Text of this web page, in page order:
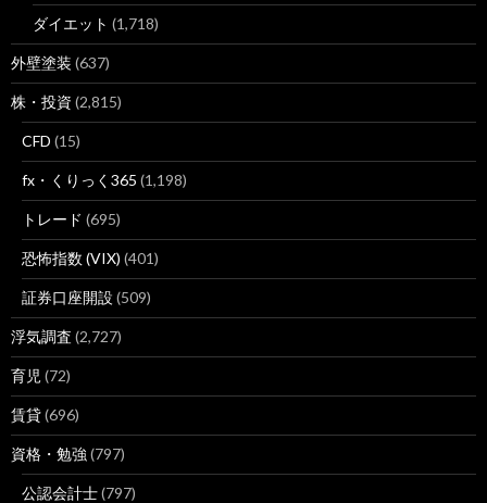
ダイエット (1,718)
外壁塗装 (637)
株・投資 (2,815)
CFD (15)
fx・くりっく365 (1,198)
トレード (695)
恐怖指数 (VIX) (401)
証券口座開設 (509)
浮気調査 (2,727)
育児 (72)
賃貸(696)
資格・勉強 (797)
公認会計士(797)